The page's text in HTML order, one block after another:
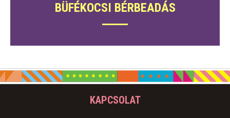
BÜFÉKOCSI BÉRBEADÁS
KAPCSOLAT